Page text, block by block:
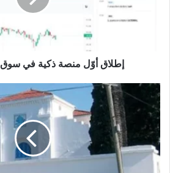
إطلاق أوّل منصة ذكية في سوق